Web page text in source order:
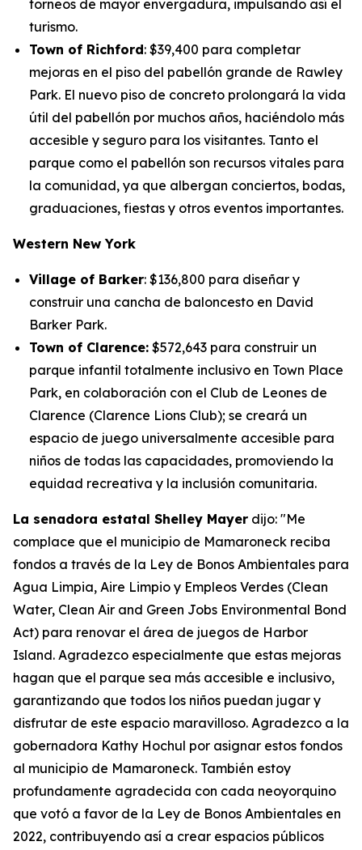
torneos de mayor envergadura, impulsando así el
turismo.
Town of Richford: $39,400 para completar
mejoras en el piso del pabellón grande de Rawley
Park. El nuevo piso de concreto prolongará la vida
útil del pabellón por muchos años, haciéndolo más
accesible y seguro para los visitantes. Tanto el
parque como el pabellón son recursos vitales para
la comunidad, ya que albergan conciertos, bodas,
graduaciones, fiestas y otros eventos importantes.
Western New York
Village of Barker: $136,800 para diseñar y
construir una cancha de baloncesto en David
Barker Park.
Town of Clarence: $572,643 para construir un
parque infantil totalmente inclusivo en Town Place
Park, en colaboración con el Club de Leones de
Clarence (Clarence Lions Club); se creará un
espacio de juego universalmente accesible para
niños de todas las capacidades, promoviendo la
equidad recreativa y la inclusión comunitaria.
La senadora estatal Shelley Mayer dijo: "Me
complace que el municipio de Mamaroneck reciba
fondos a través de la Ley de Bonos Ambientales para
Agua Limpia, Aire Limpio y Empleos Verdes (Clean
Water, Clean Air and Green Jobs Environmental Bond
Act) para renovar el área de juegos de Harbor
Island. Agradezco especialmente que estas mejoras
hagan que el parque sea más accesible e inclusivo,
garantizando que todos los niños puedan jugar y
disfrutar de este espacio maravilloso. Agradezco a la
gobernadora Kathy Hochul por asignar estos fondos
al municipio de Mamaroneck. También estoy
profundamente agradecida con cada neoyorquino
que votó a favor de la Ley de Bonos Ambientales en
2022, contribuyendo así a crear espacios públicos